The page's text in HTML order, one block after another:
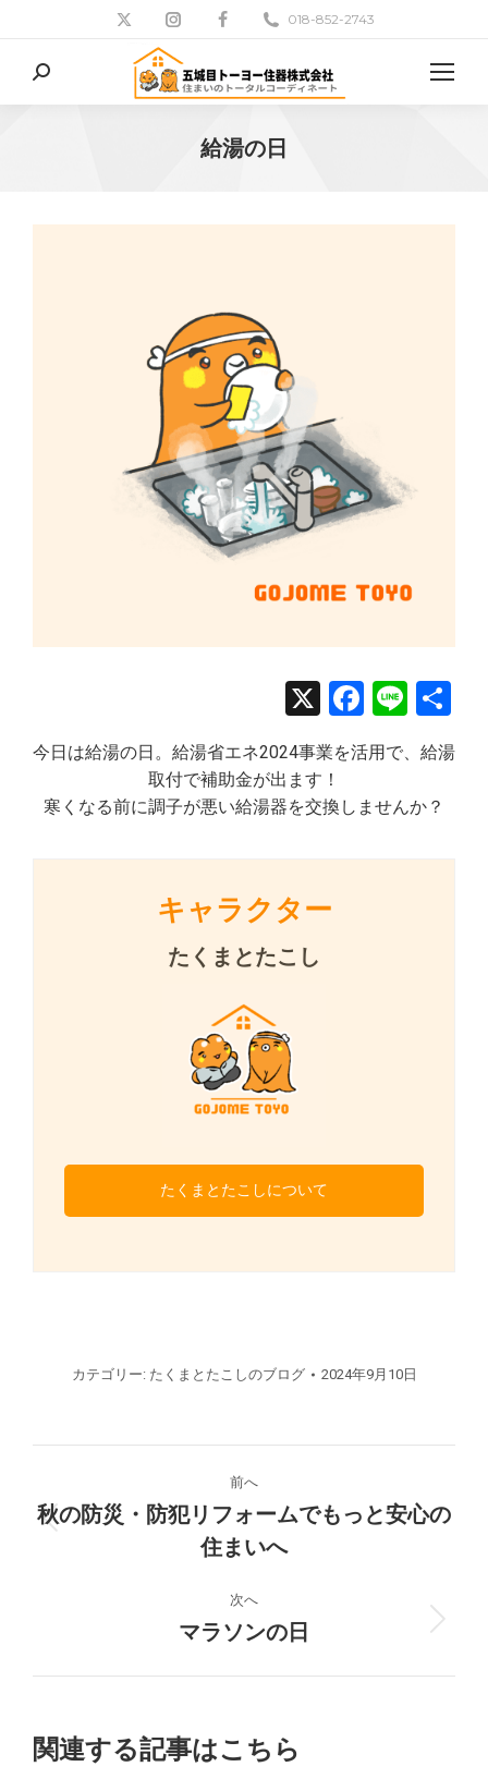
018-852-2743
検
索:
給湯の日
X Line
有
今日は給湯の日。給湯省エネ2024事業を活用で、給湯
取付で補助金が出ます！
寒くなる前に調子が悪い給湯器を交換しませんか？
キャラクター
たくまとたこし
たくまとたこしについて
カテゴリー: たくまとたこしのブログ 2024年9月10日
稿
シ
前へ
前
の
稿:
秋の防災・防犯リフォームでもっと安心の
住まいへ
次へ
次
マラソンの日
関連する記事はこちら